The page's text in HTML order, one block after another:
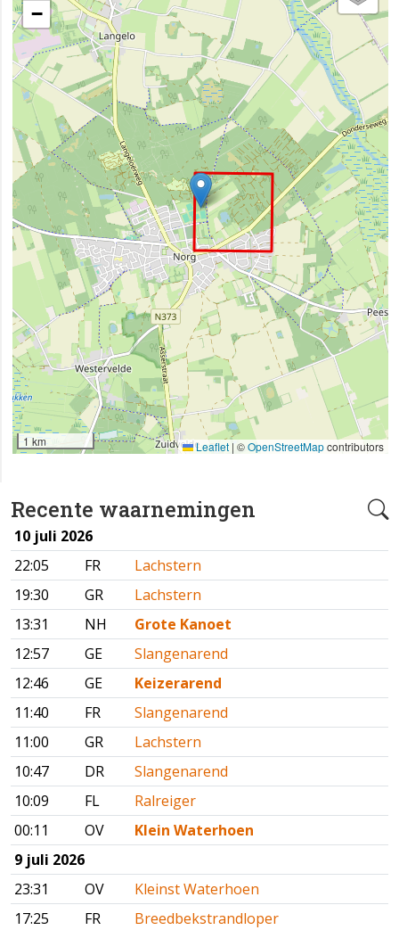
Recente waarnemingen
10 juli 2026
22:05
FR
Lachstern
19:30
GR
Lachstern
13:31
NH
Grote Kanoet
12:57
GE
Slangenarend
12:46
GE
Keizerarend
11:40
FR
Slangenarend
11:00
GR
Lachstern
10:47
DR
Slangenarend
10:09
FL
Ralreiger
00:11
OV
Klein Waterhoen
9 juli 2026
23:31
OV
Kleinst Waterhoen
17:25
FR
Breedbekstrandloper
−
1 km Leaflet | ©OpenStreetMapcontributors